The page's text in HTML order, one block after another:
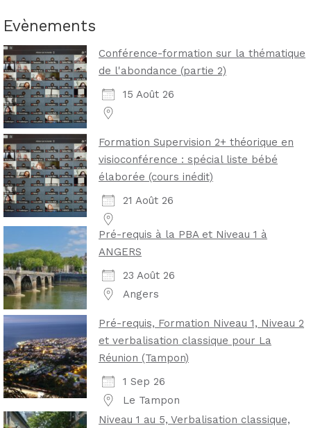
Evènements
Conférence-formation sur la thématique
de l'abondance (partie 2)
15 Août 26
Formation Supervision 2+ théorique en
visioconférence : spécial liste bébé
élaborée (cours inédit)
21 Août 26
Pré-requis à la PBA et Niveau 1 à
ANGERS
23 Août 26
Angers
Pré-requis, Formation Niveau 1, Niveau 2
et verbalisation classique pour La
Réunion (Tampon)
1 Sep 26
Le Tampon
Niveau 1 au 5, Verbalisation classique,